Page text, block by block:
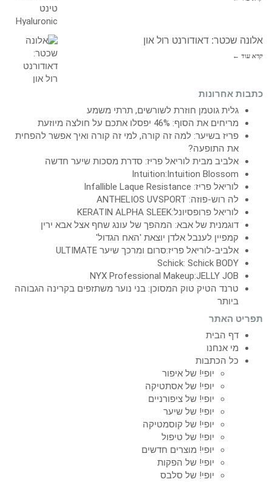
אלונה שכטר: דאודורנט רול און
קרא עוד ←
כתבות אחרונות
גלית גוטמן חוזרת לשורשים, תרתי משמע
מריחים את הסוף: 46% יפסלו אתכם על חולצה מיוזעת
פריז בשיער: למה זה קורה, למי זה קורה ואיך אפשר להפחית
את התופעה?
אלביב מבית לוריאל פריז: סדרת מסכות שיער חדשה
Intuition:Intuition Blossom
לוריאל פריז: Infallible Laque Resistance
לה רוש-פוזה: ANTHELIOS UVSPORT
לוריאל פרופסיונל:KERATIN ALPHA SLEEK
דוגמנית של אבא: המהפך של עונג שחף אצל אבא ירין
קמפיין לענבל אלדן יוצאת 'האח הגדול'
אלביב-לוריאל פריז:סרום ומרכך שיער ULTIMATE
Schick: Schick BODY
NYX Professional Makeup:JELLY JOB
טרנד הטיק טוק המסוכן: בני נוער משתזפים בקרינה הגבוהה
ביותר
תפריט האתר
דף הבית
מי אנחנו
כל הכתבות
יופי! של איפור
יופי! של אסתטיקה
יופי! של ציפורניים
יופי! של שיער
יופי! של קוסמטיקה
יופי! של טיפול
יופי! מוצרים חדשים
יופי! של הפקות
יופי! של סלבס